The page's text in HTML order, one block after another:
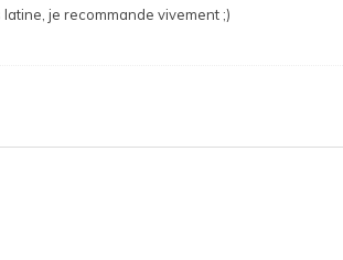
je recommande vivement ;)